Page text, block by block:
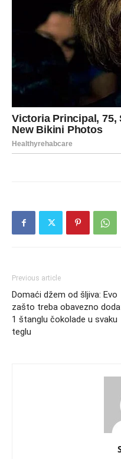
Previous article
Domaći džem od šljiva: Evo
zašto treba obavezno
1 štanglu čokolade u svaku
teglu